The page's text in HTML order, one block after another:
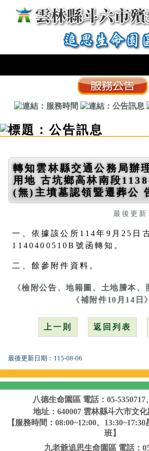
跳到主要內容區塊
轉知雲林縣交通公務局辦
用地 古坑鄉高林南段
(無)主墳墓認領暨遷葬公
最後更
一、依據該公所114年9月25日
1140400510B號函轉知。
二、餘參附件資料。
《檢附公告、地籍圖、土地謄本、
《補附件10月14日 》
上一則 返回列表
最後更新日期： 115-08-06
八德生命園區 電話：05-5350717
地址：640007 雲林縣斗六市文
【服務時間：08:00~12:00、
班】
九老爺追思生命園區 電話：